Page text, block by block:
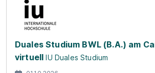
Duales Studium BWL (B.A.) am
virtuell IU Duales Studium